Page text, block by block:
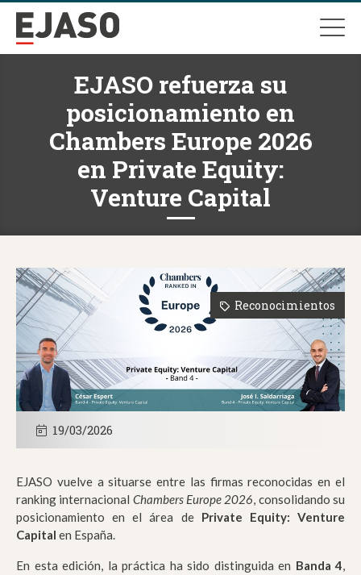
EJASO refuerza su
posicionamiento en
Chambers Europe 2026
en Private Equity:
Venture Capital
Reconocimientos
19/03/2026
EJASO vuelve a situarse entre las firmas reconocidas en el
ranking internacional Chambers Europe 2026, consolidando su
posicionamiento en el área de Private Equity: Venture
Capital en España.
En esta edición, la práctica ha sido distinguida en Banda 4,